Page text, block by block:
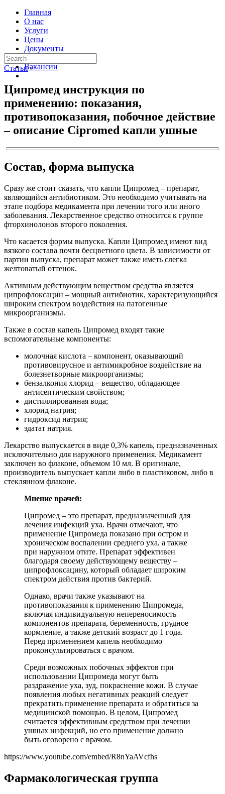
Главная
О нас
Услуги
Цены
Документы
Контакты
Вакансии
Статьи ›
Ципромед инструкция по
применению: показания,
противопоказания, побочное действие
– описание Cipromed капли ушные
Состав, форма выпуска
Сразу же стоит сказать, что капли Ципромед – препарат,
являющийся антибиотиком. Это необходимо учитывать на
этапе подбора медикамента при лечении того или иного
заболевания. Лекарственное средство относится к группе
фторхинолонов второго поколения.
Что касается формы выпуска. Капли Ципромед имеют вид
вязкого состава почти бесцветного цвета. В зависимости от
партии выпуска, препарат может также иметь слегка
желтоватый оттенок.
Активным действующим веществом средства является
ципрофлоксацин – мощный антибиотик, характеризующийся
широким спектром воздействия на патогенные
микроорганизмы.
Также в состав капель Ципромед входят такие
вспомогательные компоненты:
молочная кислота – компонент, оказывающий
противовирусное и антимикробное воздействие на
болезнетворные микроорганизмы;
бензалкония хлорид – вещество, обладающее
антисептическим свойством;
дистиллированная вода;
хлорид натрия;
гидроксид натрия;
эдатат натрия.
Лекарство выпускается в виде 0,3% капель, предназначенных
исключительно для наружного применения. Медикамент
заключен во флаконе, объемом 10 мл. В оригинале,
производитель выпускает капли либо в пластиковом, либо в
стеклянном флаконе.
Мнение врачей:
Ципромед – это препарат, предназначенный для
лечения инфекций уха. Врачи отмечают, что
применение Ципромеда показано при остром и
хроническом воспалении среднего уха, а также
при наружном отите. Препарат эффективен
благодаря своему действующему веществу –
ципрофлоксацину, который обладает широким
спектром действия против бактерий.
Однако, врачи также указывают на
противопоказания к применению Ципромеда,
включая индивидуальную непереносимость
компонентов препарата, беременность, грудное
кормление, а также детский возраст до 1 года.
Перед применением капель необходимо
проконсультироваться с врачом.
Среди возможных побочных эффектов при
использовании Ципромеда могут быть
раздражение уха, зуд, покраснение кожи. В случае
появления любых негативных реакций следует
прекратить применение препарата и обратиться за
медицинской помощью. В целом, Ципромед
считается эффективным средством при лечении
ушных инфекций, но его применение должно
быть оговорено с врачом.
https://www.youtube.com/embed/R8nYaAVcfhs
Фармакологическая группа